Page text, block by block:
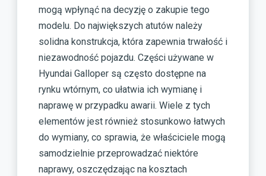
mogą wpłynąć na decyzję o zakupie tego
modelu. Do największych atutów należy
solidna konstrukcja, która zapewnia trwałość i
niezawodność pojazdu. Części używane w
Hyundai Galloper są często dostępne na
rynku wtórnym, co ułatwia ich wymianę i
naprawę w przypadku awarii. Wiele z tych
elementów jest również stosunkowo łatwych
do wymiany, co sprawia, że właściciele mogą
samodzielnie przeprowadzać niektóre
naprawy, oszczędzając na kosztach